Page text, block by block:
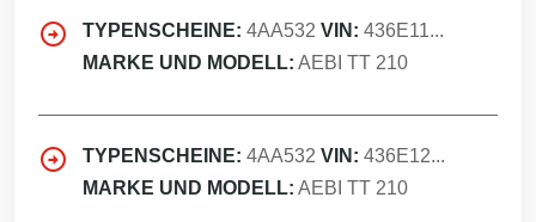
TYPENSCHEINE: 4AA532 VIN: 436E11...
MARKE UND MODELL: AEBI TT 210
TYPENSCHEINE: 4AA532 VIN: 436E12...
MARKE UND MODELL: AEBI TT 210